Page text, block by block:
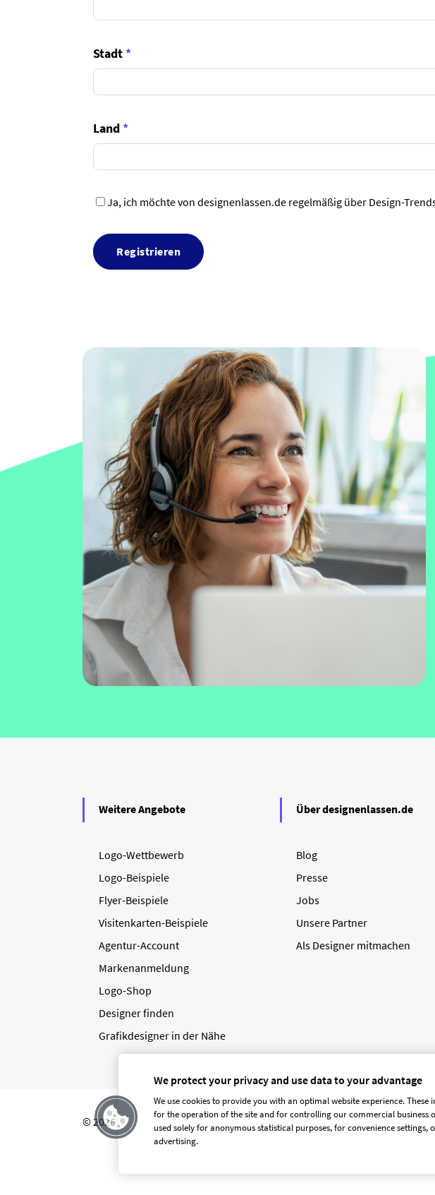
Stadt*
Land*
Ja, ich möchte von designenlassen.de regelmäßig über Design-
Registrieren
Weitere Angebote
Logo-Wettbewerb
Logo-Beispiele
Flyer-Beispiele
Visitenkarten-Beispiele
Agentur-Account
Markenanmeldung
Logo-Shop
Designer finden
Grafikdesigner in der Nähe
Über designenlassen.de
Blog
Presse
Jobs
Unsere Partner
Als Designer mitmachen
© 2026 designenlassen.de AGB Auftraggeber AGB Dienstleister
We protect your privacy and use data to your advantage
We use cookies to provide you with an optimal website experience. These
for the operation of the site and for controlling our commercial business
used solely for anonymous statistical purposes, for convenience settings,
advertising.